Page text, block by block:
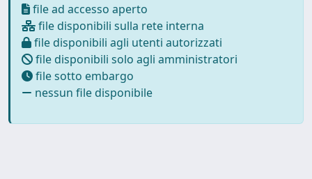
file ad accesso aperto
file disponibili sulla rete interna
file disponibili agli utenti autorizzati
file disponibili solo agli amministratori
file sotto embargo
nessun file disponibile